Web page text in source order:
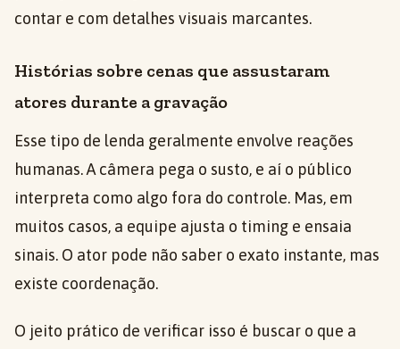
contar e com detalhes visuais marcantes.
Histórias sobre cenas que assustaram
atores durante a gravação
Esse tipo de lenda geralmente envolve reações
humanas. A câmera pega o susto, e aí o público
interpreta como algo fora do controle. Mas, em
muitos casos, a equipe ajusta o timing e ensaia
sinais. O ator pode não saber o exato instante, mas
existe coordenação.
O jeito prático de verificar isso é buscar o que a